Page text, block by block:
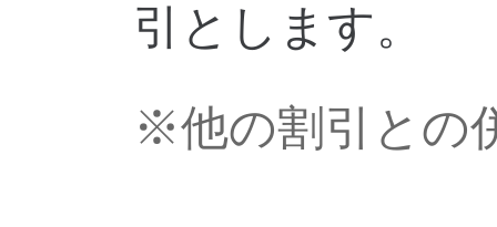
引とします。
※他の割引との